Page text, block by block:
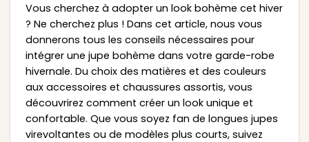
Vous cherchez à adopter un look bohème cet hiver
? Ne cherchez plus ! Dans cet article, nous vous
donnerons tous les conseils nécessaires pour
intégrer une jupe bohème dans votre garde-robe
hivernale. Du choix des matières et des couleurs
aux accessoires et chaussures assortis, vous
découvrirez comment créer un look unique et
confortable. Que vous soyez fan de longues jupes
virevoltantes ou de modèles plus courts, suivez